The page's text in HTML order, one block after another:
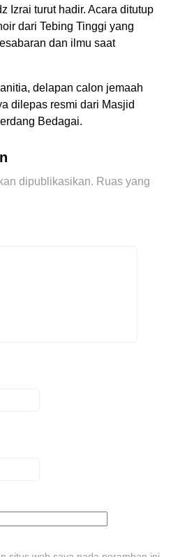
Izrai turut hadir. Acara ditutup
dari Tebing Tinggi yang
dan ilmu saat
delapan calon jemaah
dilepas resmi dari Masjid
Bedagai.
dipublikasikan. Ruas yang